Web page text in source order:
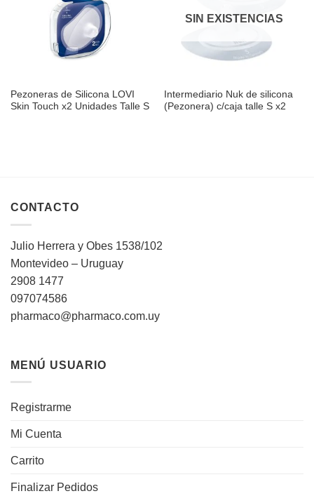
Pezoneras de Silicona LOVI
Skin Touch x2 Unidades Talle S
SIN EXISTENCIAS
Intermediario Nuk de silicona
(Pezonera) c/caja talle S x2
CONTACTO
Julio Herrera y Obes 1538/102
Montevideo – Uruguay
2908 1477
097074586
pharmaco@pharmaco.com.uy
MENÚ USUARIO
Registrarme
Mi Cuenta
Carrito
Finalizar Pedidos